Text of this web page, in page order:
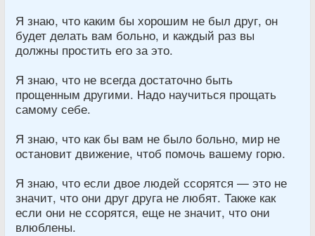
Я знаю, что каким бы хорошим не был друг, он
будет делать вам больно, и каждый раз вы
должны простить его за это.
Я знаю, что не всегда достаточно быть
прощенным другими. Надо научиться прощать
самому себе.
Я знаю, что как бы вам не было больно, мир не
остановит движение, чтоб помочь вашему горю.
Я знаю, что если двое людей ссорятся — это не
значит, что они друг друга не любят. Также как
если они не ссорятся, еще не значит, что они
влюблены.